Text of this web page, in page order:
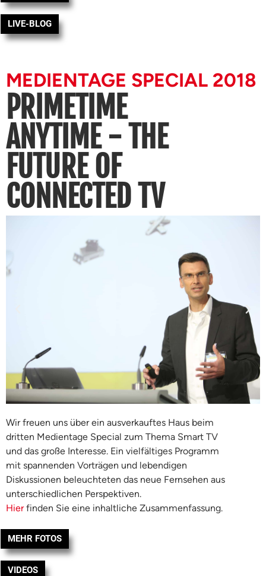
LIVE-BLOG
MEDIENTAGE SPECIAL 2018
PRIMETIME
ANYTIME - THE
FUTURE OF
CONNECTED TV
Wir freuen uns über ein ausverkauftes Haus beim
dritten Medientage Special zum Thema Smart TV
und das große Interesse. Ein vielfältiges Programm
mit spannenden Vorträgen und lebendigen
Diskussionen beleuchteten das neue Fernsehen aus
unterschiedlichen Perspektiven.
Hierfinden Sie eine inhaltliche Zusammenfassung.
MEHR FOTOS
VIDEOS